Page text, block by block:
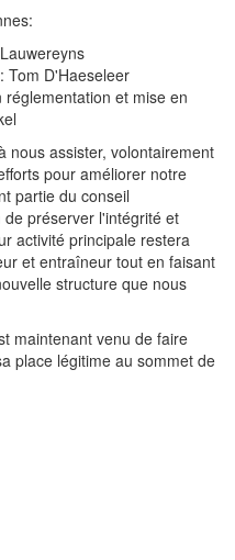
Tom D'Haeseleer
et mise en
nous assister, volontairement
pour améliorer notre
partie du conseil
préserver l'intégrité et
activité principale restera
et entraîneur tout en faisant
structure que nous
maintenant venu de faire
place légitime au sommet de